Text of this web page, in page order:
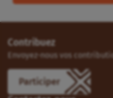
Contribuez
Envoyez-nous vos
Participer